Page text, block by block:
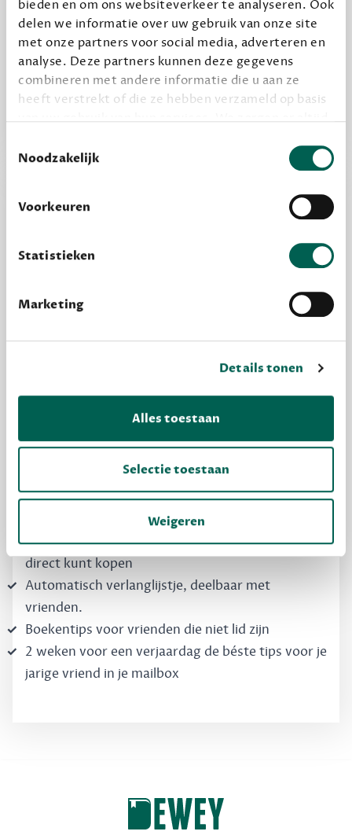
bieden en om ons websiteverkeer te analyseren. Ook
delen we informatie over uw gebruik van onze site
met onze partners voor social media, adverteren en
analyse. Deze partners kunnen deze gegevens
combineren met andere informatie die u aan ze
heeft verstrekt of die ze hebben verzameld op basis
grondslag gebeurt, en er niet onnodig data van je
wordt verwerkt. Gevoelige persoonsgegevens delen
Noodzakelijk
Voorkeuren
Statistieken
Marketing
Details tonen
Alles toestaan
Selectie toestaan
Weigeren
Alles van Dewey Free
Word een bovengemiddelde lezer met 6 boeken
per jaar
Vooraf een tipje van de sluier, zodat je kunt
Dewey Free
Krijg boekentips, persoonlijk voor jou en je
vrienden. Krijg én geef betere cadeaus.
Schrijf nu gratis in
Boekentips, speciaal voor jouw smaak, die je
direct kunt kopen
Automatisch verlanglijstje, deelbaar met
vrienden.
Boekentips voor vrienden die niet lid zijn
2 weken voor een verjaardag de béste tips voor je
jarige vriend in je mailbox